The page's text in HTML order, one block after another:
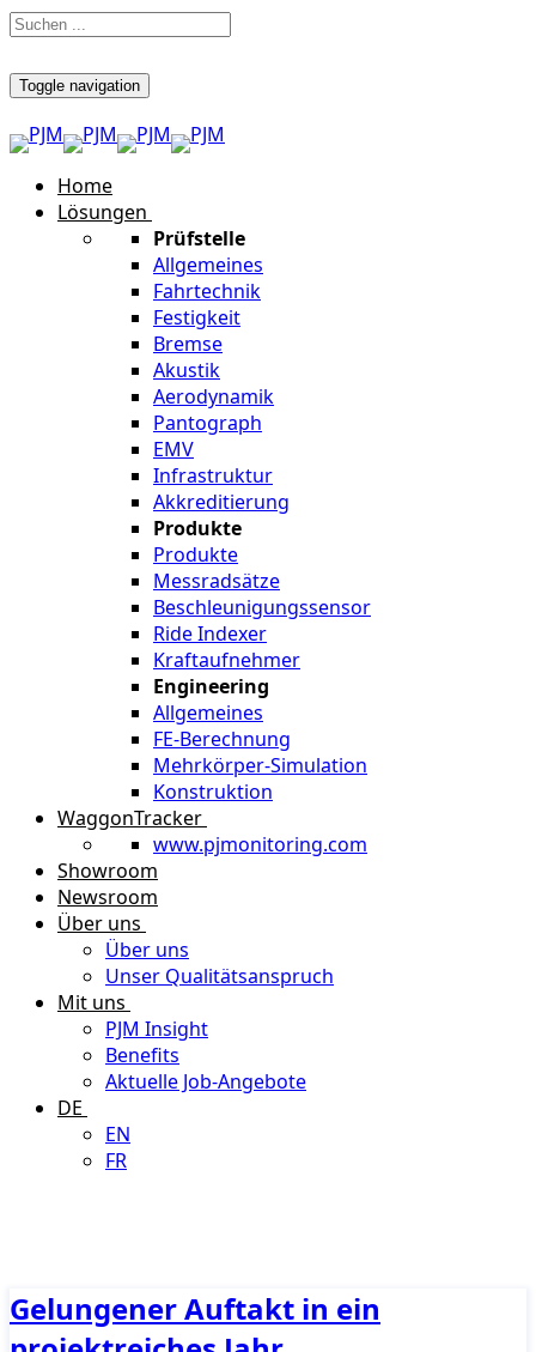
Toggle navigation
Home
Lösungen
Prüfstelle
Allgemeines
Fahrtechnik
Festigkeit
Bremse
Akustik
Aerodynamik
Pantograph
EMV
Infrastruktur
Akkreditierung
Produkte
Produkte
Messradsätze
Beschleunigungssensor
Ride Indexer
Kraftaufnehmer
Engineering
Allgemeines
FE-Berechnung
Mehrkörper-Simulation
Konstruktion
WaggonTracker
www.pjmonitoring.com
Showroom
Newsroom
Über uns
Über uns
Unser Qualitätsanspruch
Mit uns
PJM Insight
Benefits
Aktuelle Job-Angebote
DE
EN
FR
Gelungener Auftakt in ein